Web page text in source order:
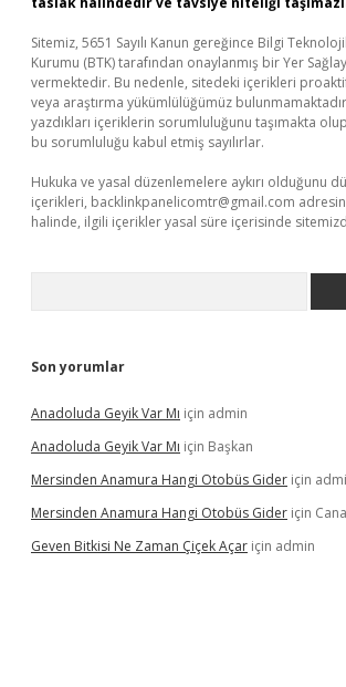
Sitemiz, 5651 Sayılı Kanun gereğince Bilgi
Kurumu (BTK) tarafından onaylanmış bir Yer
vermektedir. Bu nedenle, sitedeki içerikleri
veya araştırma yükümlülüğümüz
yazdıkları içeriklerin sorumluluğunu taşımakta
bu sorumluluğu kabul etmiş sayılırlar.
Hukuka ve yasal düzenlemelere aykırı olduğunu
içerikleri, backlinkpanelicomtr@gmail.com
halinde, ilgili içerikler yasal süre içerisinde
Son yorumlar
Anadoluda Geyik Var Mı için admin
Anadoluda Geyik Var Mı için Başkan
Mersinden Anamura Hangi Otobüs Gider için
Mersinden Anamura Hangi Otobüs Gider için
Geven Bitkisi Ne Zaman Çiçek Açar için admin